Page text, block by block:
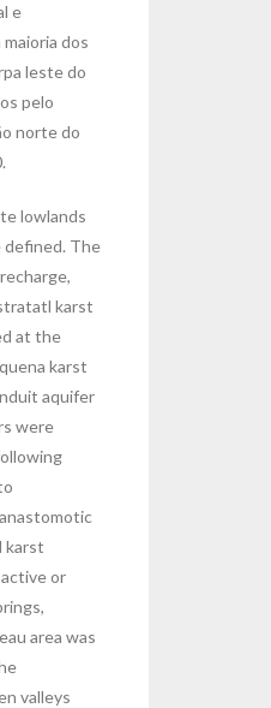
e
dos
leste do
pelo
norte do
lowlands
defined. The
karst
at the
karst
aquifer
were
karst
or
area was
valleys